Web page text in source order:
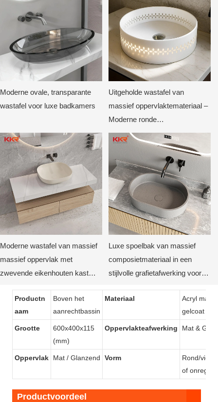
Moderne ovale, transparante
wastafel voor luxe badkamers
Uitgeholde wastafel van
massief oppervlaktemateriaal –
Moderne ronde
opbouwspoelbak voor luxe
badkamers
Moderne wastafel van massief
massief oppervlak met
zwevende eikenhouten kast
gemonteerde wastafel van KKR
Luxe spoelbak van massief
composietmateriaal in een
stijlvolle grafietafwerking voor
appartementenprojecten.
Productn
aam
Boven het
aanrechtbassin
Materiaal
Acryl
gelcoat
Grootte
600x400x115
(mm)
Oppervlakteafwerking Mat &
Oppervlak Mat / Glanzend Vorm
Rond/
of
Productvoordeel